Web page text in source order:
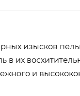
изысков
в их
и